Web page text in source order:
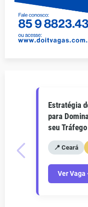
Estratégia
para
seu
📍 Ceará
Ver